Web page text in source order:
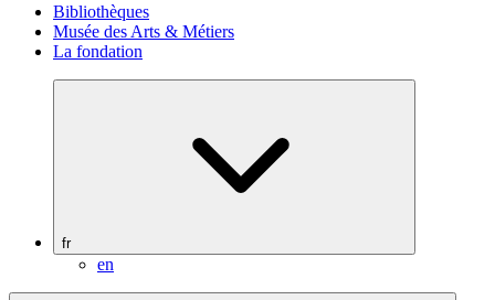
Bibliothèques
Musée des Arts & Métiers
La fondation
fr
en